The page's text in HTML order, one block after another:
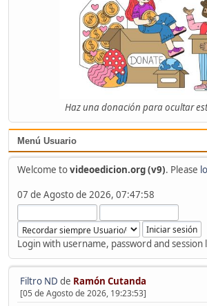
Haz una donación para ocultar
Menú Usuario
Welcome tovideoedicion.org (v9). Please
07 de Agosto de 2026, 07:47:58
Login with username, password and session
Filtro ND de Ramón Cutanda
[05 de Agosto de 2026, 19:23:53]